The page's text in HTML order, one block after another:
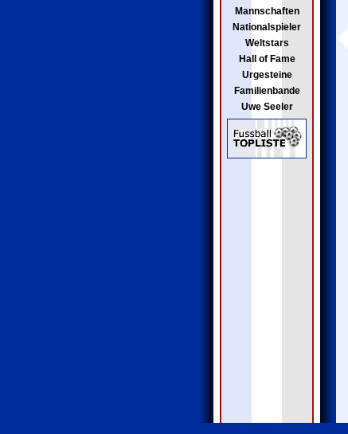
Mannschaften
Nationalspieler
Weltstars
Hall of Fame
Urgesteine
Familienbande
Uwe Seeler